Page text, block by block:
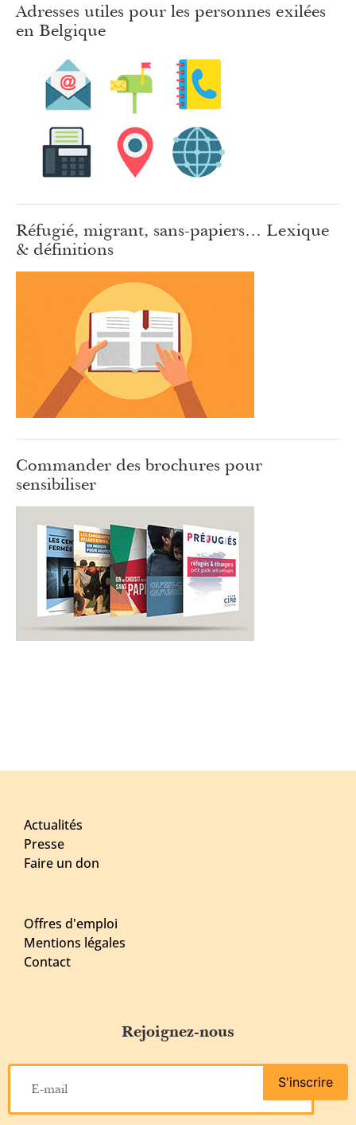
Adresses utiles pour les personnes exilées
en Belgique
Réfugié, migrant, sans-papiers… Lexique
& définitions
Commander des brochures pour
sensibiliser
Actualités
Presse
Faire un don
Offres d'emploi
Mentions légales
Contact
Rejoignez-nous
S'inscrire